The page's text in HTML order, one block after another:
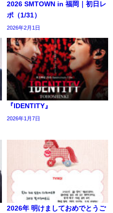
2026 SMTOWN in 福岡｜初日レ
ポ（1/31）
2026年2月1日
『IDENTITY』
2026年1月7日
2026年 明けましておめでとうご